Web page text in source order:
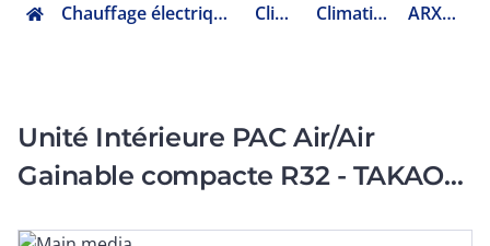
Chauffage électrique climatisation ventilation Climatisation Climatiseur gainable ARXG14KLLA.UI
Unité Intérieure PAC Air/Air
Gainable compacte R32 - TAKAO